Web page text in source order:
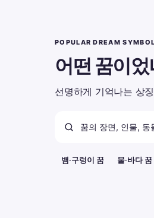
POPULAR DREAM
어떤 꿈이
선명하게 기억나는 상
뱀·구렁이 꿈 물·바다 꿈